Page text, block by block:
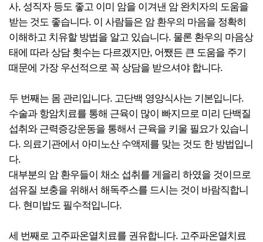
사, 성직자 등도 좋고 이미 암을 이겨낸 암 완치자의 도움을
받는 것도 좋습니다. 이 사람들은 암 환우의 마음을 정확히
이해하고 치유할 방법을 알고 있습니다. 물론 환우의 마음상
태에 따라 상담 횟수는 다르겠지만, 어쨌든 큰 도움을 주기
때문에 가장 우선적으로 꼭 상담을 받으셔야 합니다.
두 번째는 몸 관리입니다. 고단백 영양식사는 기본입니다.
수술과 항암치료를 통해 근육이 많이 빠지므로 미리 단백질
섭취와 근력증강운동을 통해서 근육을 키울 필요가 있습니
다. 의료기관에서 아미노산 수액제를 맞는 것도 한 방법입니
다.
대부분의 암 환우들이 채소 섭취를 게을리 하였을 것이므로
섬유질 보충을 위해서 해독주스를 드시는 것이 바람직합니
다. 현미밥도 필수적입니다.
세 번째로 고주파온열치료를 권유합니다. 고주파온열치료